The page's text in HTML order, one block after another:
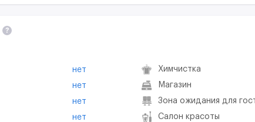
?
нет
нет
нет
нет
Химчистка
Магазин
Зона ожидания для
Салон красоты